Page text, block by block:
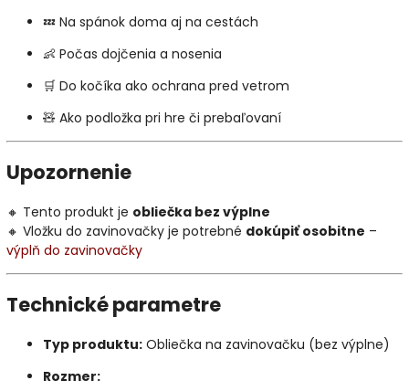
💤 Na spánok doma aj na cestách
👶 Počas dojčenia a nosenia
🛒 Do kočíka ako ochrana pred vetrom
🧸 Ako podložka pri hre či prebaľovaní
Upozornenie
🔸 Tento produkt je obliečka bez výplne
🔸 Vložku do zavinovačky je potrebné dokúpiť osobitne –
výplň do zavinovačky
Technické parametre
Typ produktu: Obliečka na zavinovačku (bez výplne)
Rozmer: